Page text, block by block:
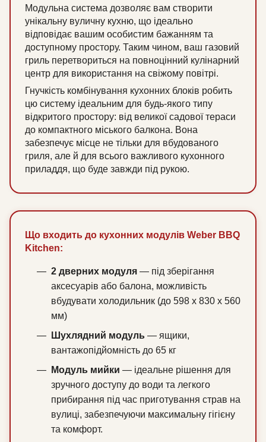
Модульна система дозволяє вам створити
унікальну вуличну кухню, що ідеально
відповідає вашим особистим бажанням та
доступному простору. Таким чином, ваш газовий
гриль перетвориться на повноцінний кулінарний
центр для використання на свіжому повітрі.
Гнучкість комбінування кухонних блоків робить
цю систему ідеальним для будь-якого типу
відкритого простору: від великої садової тераси
до компактного міського балкона. Вона
забезпечує місце не тільки для вбудованого
гриля, але й для всього важливого кухонного
приладдя, що буде завжди під рукою.
Що входить до кухонних модулів Weber BBQ
Kitchen:
2 дверних модуля — під зберігання
аксесуарів або балона, можливість
вбудувати холодильник (до 598 x 830 x 560
мм)
Шухлядний модуль — ящики,
вантажопідйомність до 65 кг
Модуль мийки — ідеальне рішення для
зручного доступу до води та легкого
прибирання під час приготування страв на
вулиці, забезпечуючи максимальну гігієну
та комфорт.